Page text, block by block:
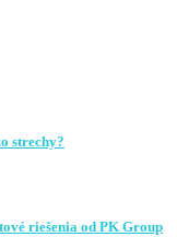
strechy?
riešenia od PK Group